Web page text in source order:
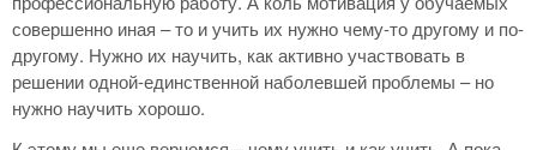
совершенно иная – то и учить их нужно чему-то другому и по-
другому. Нужно их научить, как активно участвовать в
решении одной-единственной наболевшей проблемы – но
нужно научить хорошо.